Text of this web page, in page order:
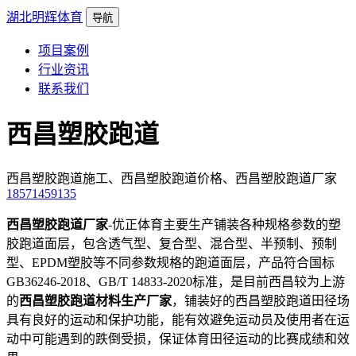
湖北明辉体育 导航
项目案例
行业资讯
联系我们
西昌塑胶跑道
西昌塑胶跑道施工、西昌塑胶跑道价格、西昌塑胶跑道厂家
18571459135
西昌塑胶跑道厂家-优正体育主要生产铺装各种规格参数的塑
胶跑道面层，包含透气型、复合型、混合型、半预制、预制
型、EPDM塑胶等不同参数规格的跑道面层，产品符合国标
GB36246-2018、GB/T 14833-2020标准，是目前西昌较为上游
的西昌塑胶跑道材料生产厂家，铺装好的西昌塑胶跑道田径场
具有良好的运动和保护功能，能有效避免运动员及使用者在运
动中可能遇到的跌倒受损，保证体育田径运动的比赛成绩和效